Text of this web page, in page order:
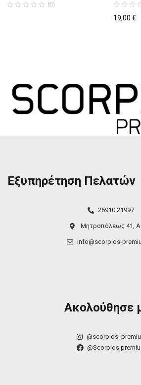
(0)
19,00€
Εξυπηρέτηση Πελατών
26910 21997
Μητροπόλεως 41,
info@scorpios-
Ακολούθησε
@Scorpios